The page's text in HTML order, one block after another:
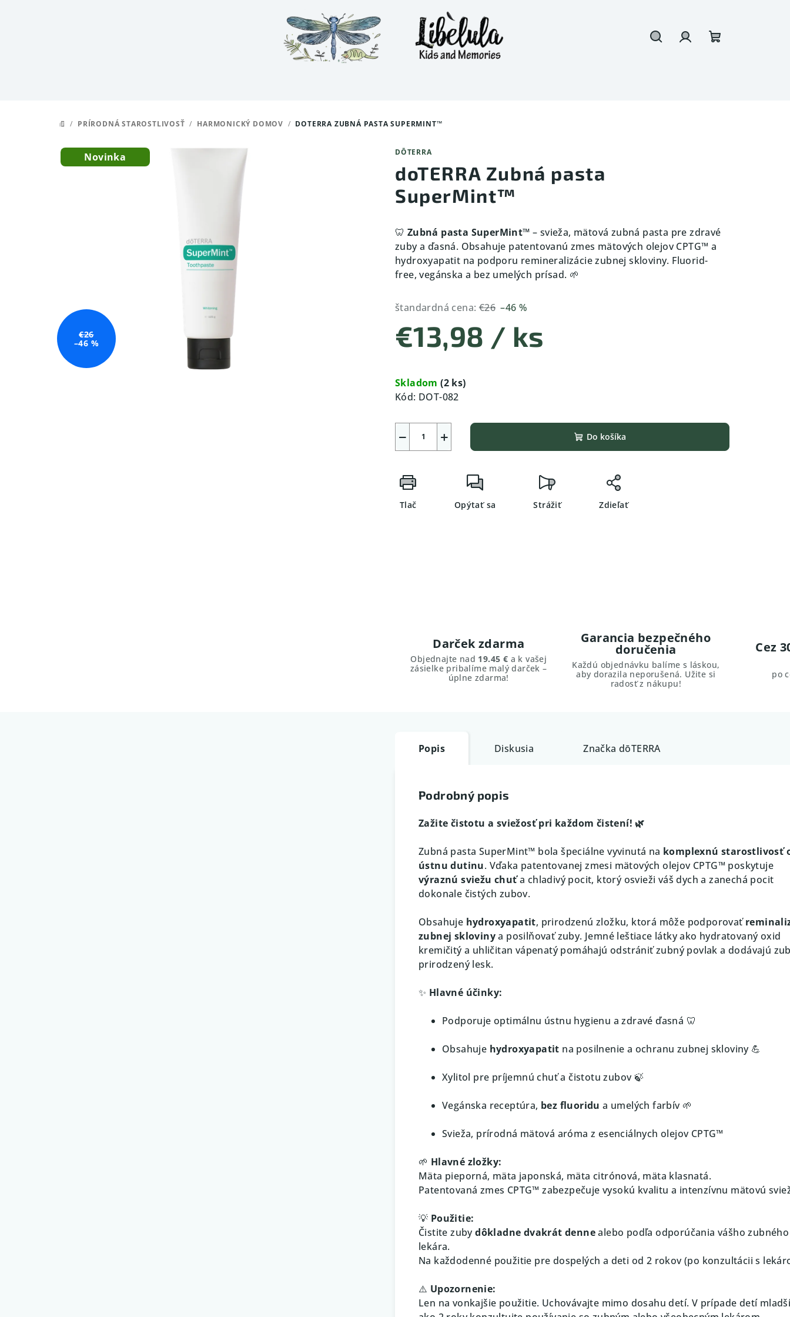
DOMOV
/ PRÍRODNÁ STAROSTLIVOSŤ / HARMONICKÝ DOMOV / DOTERRA ZUBNÁ PASTA SUPERMINT™
DŌTERRA
doTERRA Zubná pasta
SuperMint™
🦷 Zubná pasta SuperMint™ – svieža, mätová zubná pasta pre zdravé
zuby a ďasná. Obsahuje patentovanú zmes mätových olejov CPTG™ a
hydroxyapatit na podporu remineralizácie zubnej skloviny. Fluorid-
free, vegánska a bez umelých prísad. 🌱
štandardná cena: €26 –46 %
€13,98 / ks
cena:
Skladom(2 ks)
Kód: DOT-082
+
− Do košíka
Tlač Opýtať sa Strážiť Zdieľať
Novinka
€26
–46 %
Darček zdarma
Objednajte nad 19.45 € a k vašej
zásielke pribalíme malý darček –
úplne zdarma!
Garancia bezpečného
doručenia
Každú objednávku balíme s láskou,
aby dorazila neporušená. Užite si
radosť z nákupu!
Cez
po
Popis Diskusia Značka dōTERRA
Podrobný popis
Zažite čistotu a sviežosť pri každom čistení! 🌿
Zubná pasta SuperMint™ bola špeciálne vyvinutá na komplexnú starostlivosť
ústnu dutinu. Vďaka patentovanej zmesi mätových olejov CPTG™ poskytuje
výraznú sviežu chuťa chladivý pocit, ktorý osvieži váš dych a zanechá pocit
dokonale čistých zubov.
Obsahuje hydroxyapatit, prirodzenú zložku, ktorá môže podporovať
zubnej sklovinya posilňovať zuby. Jemné leštiace látky ako hydratovaný oxid
kremičitý a uhličitan vápenatý pomáhajú odstrániť zubný povlak a dodávajú
prirodzený lesk.
✨ Hlavné účinky:
Podporuje optimálnu ústnu hygienu a zdravé ďasná 🦷
Obsahuje hydroxyapatit na posilnenie a ochranu zubnej skloviny 💪
Xylitol pre príjemnú chuť a čistotu zubov 🍃
Vegánska receptúra, bez fluoridu a umelých farbív 🌱
Svieža, prírodná mätová aróma z esenciálnych olejov CPTG™
🌱 Hlavné zložky:
Mäta pieporná, mäta japonská, mäta citrónová, mäta klasnatá.
Patentovaná zmes CPTG™ zabezpečuje vysokú kvalitu a intenzívnu mätovú
💡 Použitie:
Čistite zubydôkladne dvakrát dennealebo podľa odporúčania vášho zubného
lekára.
Na každodenné použitie pre dospelých a deti od 2 rokov (po konzultácii s
⚠️ Upozornenie:
Len na vonkajšie použitie. Uchovávajte mimo dosahu detí. V prípade detí